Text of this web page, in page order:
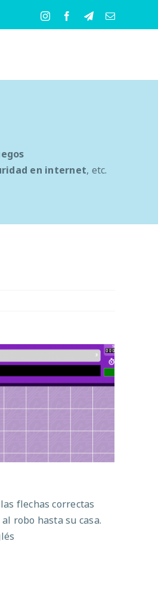
InstagramFacebookTelegramCorreo
en internet, etc.
Botlogic
flechas correctas
robo hasta su casa.